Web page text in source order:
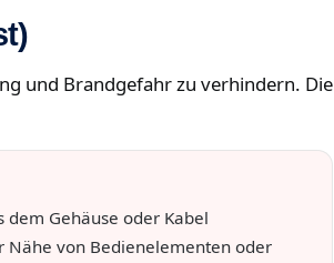
und Brandgefahr zu verhindern. Die
dem Gehäuse oder Kabel
Nähe von Bedienelementen oder